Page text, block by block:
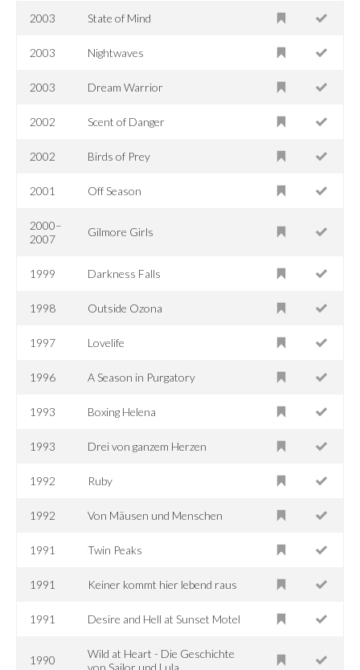
2003 State of Mind
2003 Nightwaves
2003 Dream Warrior
2002 Scent of Danger
2002 Birds of Prey
2001 Off Season
2000–
2007
Gilmore Girls
1999 Darkness Falls
1998 Outside Ozona
1997 Lovelife
1996 A Season in Purgatory
1993 Boxing Helena
1993 Drei von ganzem Herzen
1992 Ruby
1992 Von Mäusen und Menschen
1991 Twin Peaks
1991 Keiner kommt hier lebend raus
1991 Desire and Hell at Sunset Motel
1990
Wild at Heart - Die Geschichte
von Sailor und Lula